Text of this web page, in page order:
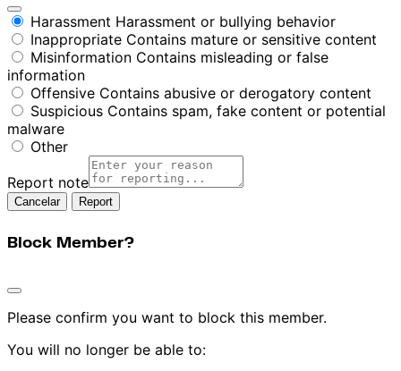
Harassment Harassment or bullying behavior
Inappropriate Contains mature or sensitive content
Misinformation Contains misleading or false
information
Offensive Contains abusive or derogatory content
Suspicious Contains spam, fake content or potential
malware
Other
Report note
Report
Block Member?
Please confirm you want to block this member.
You will no longer be able to: